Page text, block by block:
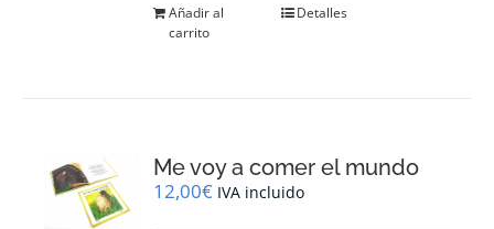
Añadir al
carrito
Detalles
Me voy a comer el mundo
12,00€ IVA incluido